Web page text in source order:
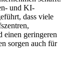
und KI-
dass viele
einen geringeren
sorgen auch für